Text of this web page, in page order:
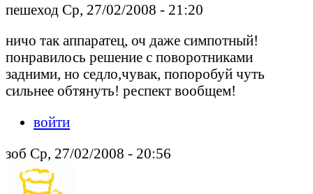
пешеход Ср, 27/02/2008 - 21:20
ничо так аппаратец, оч даже симпотный!
понравилось решение с поворотниками
задними, но седло,чувак, попоробуй чуть
сильнее обтянуть! респект вообщем!
войти
зоб Ср, 27/02/2008 - 20:56